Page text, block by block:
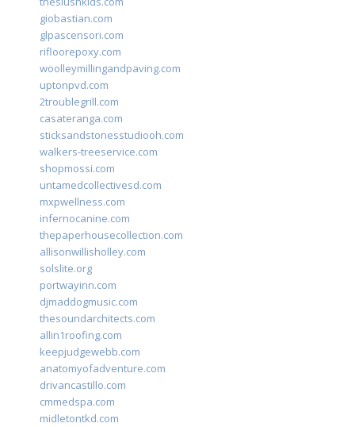
giobastian.com
glpascensori.com
rifloorepoxy.com
woolleymillingandpaving.com
uptonpvd.com
2troublegrill.com
casateranga.com
sticksandstonesstudiooh.com
walkers-treeservice.com
shopmossi.com
untamedcollectivesd.com
mxpwellness.com
infernocanine.com
thepaperhousecollection.com
allisonwillisholley.com
solslite.org
portwayinn.com
djmaddogmusic.com
thesoundarchitects.com
allin1roofing.com
keepjudgewebb.com
anatomyofadventure.com
drivancastillo.com
cmmedspa.com
midletontkd.com